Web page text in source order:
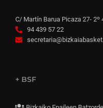
C/ Martín Barua Picaza 27- 2º
94 439 57 22
+ BSF